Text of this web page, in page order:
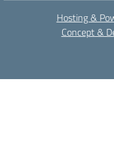
Hosting &
Concept &